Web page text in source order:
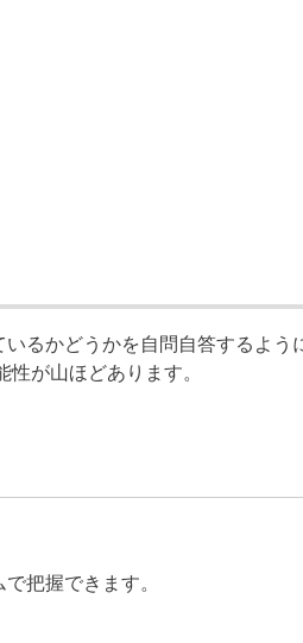
るかどうかを自問自答するよう
が山ほどあります。
把握できます。